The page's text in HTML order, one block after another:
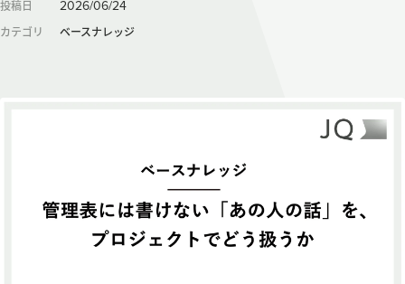
投稿日 2026/06/24
カテゴリ ベースナレッジ